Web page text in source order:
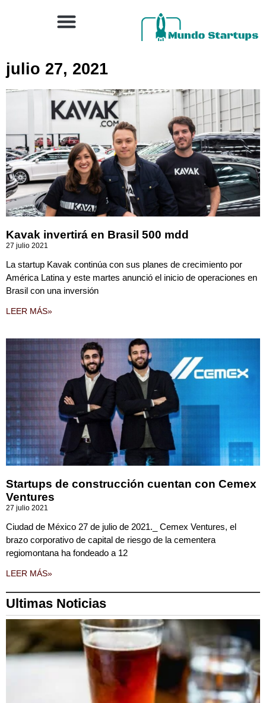
julio 27, 2021
Kavak invertirá en Brasil 500 mdd
27 julio 2021
La startup Kavak continúa con sus planes de crecimiento por
América Latina y este martes anunció el inicio de operaciones en
Brasil con una inversión
LEER MÁS»
Startups de construcción cuentan con Cemex
Ventures
27 julio 2021
Ciudad de México 27 de julio de 2021._ Cemex Ventures, el
brazo corporativo de capital de riesgo de la cementera
regiomontana ha fondeado a 12
LEER MÁS»
Ultimas Noticias